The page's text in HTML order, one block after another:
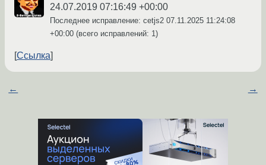
24.07.2019 07:16:49 +00:00
Последнее исправление: cetjs2 07.11.2025 11:24:08
+00:00 (всего исправлений: 1)
Ссылка
← →